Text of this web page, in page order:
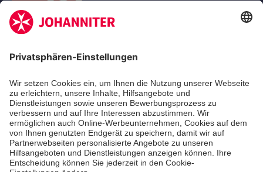
Klinik am Stein
Johanniter GmbH